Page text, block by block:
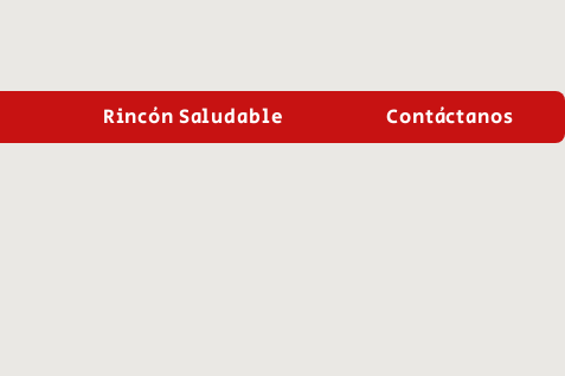
Rincón Saludable Contáctanos